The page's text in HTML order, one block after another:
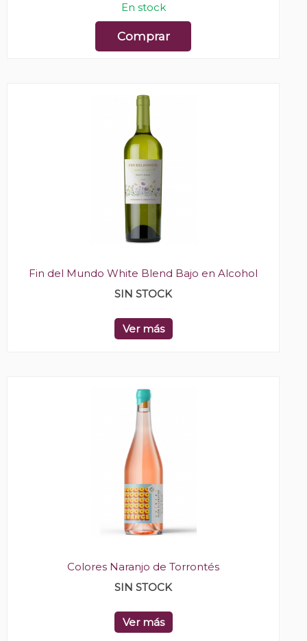
En stock
Comprar
Fin del Mundo White Blend Bajo en Alcohol
SIN STOCK
Ver más
Colores Naranjo de Torrontés
SIN STOCK
Ver más